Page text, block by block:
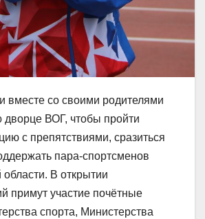
вместе со своими родителями
дворце ВОГ, чтобы пройти
с препятствиями, сразиться
пара-спортсменов
области. В открытии
примут участие почётные
спорта, Министерства